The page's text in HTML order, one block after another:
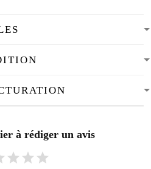
à rédiger un avis